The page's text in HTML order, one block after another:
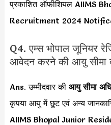
प्रकाशित ऑफीशियल AIIMS
Recruitment 2024
Q4. एम्स भोपाल जूनियर
आवेदन करने की आयु सीमा
Ans. उम्मीदवार की आयु सीमा
कृपया आयु में छूट एवं अन्य
AIIMS Bhopal Junior